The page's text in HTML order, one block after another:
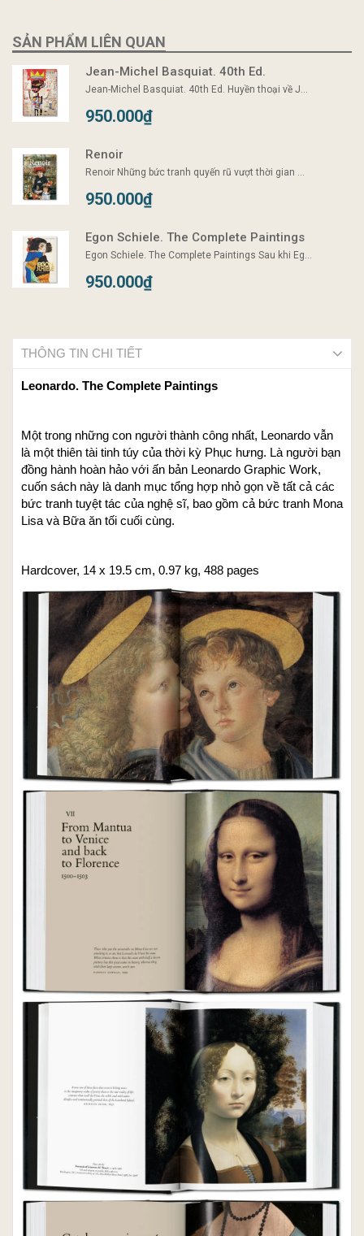
SẢN PHẨM LIÊN QUAN
Jean-Michel Basquiat. 40th Ed.
Jean-Michel Basquiat. 40th Ed. Huyền thoại về J...
950.000₫
Renoir
Renoir Những bức tranh quyến rũ vượt thời gian ...
950.000₫
Egon Schiele. The Complete Paintings
Egon Schiele. The Complete Paintings Sau khi Eg...
950.000₫
THÔNG TIN CHI TIẾT
Leonardo. The Complete Paintings
Một trong những con người thành công nhất, Leonardo vẫn
là một thiên tài tinh túy của thời kỳ Phục hưng. Là người bạn
đồng hành hoàn hảo với ấn bản Leonardo Graphic Work,
cuốn sách này là danh mục tổng hợp nhỏ gọn về tất cả các
bức tranh tuyệt tác của nghệ sĩ, bao gồm cả bức tranh Mona
Lisa và Bữa ăn tối cuối cùng.
Hardcover, 14 x 19.5 cm, 0.97 kg, 488 pages